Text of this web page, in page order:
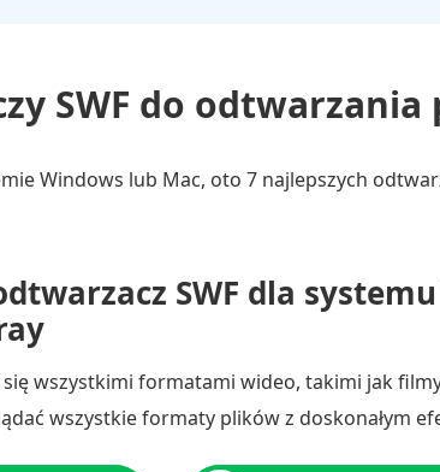
SWF do odtwarzania
Windows lub Mac, oto 7 najlepszych
SWF dla
wszystkimi formatami wideo, takimi jak
wszystkie formaty plików z doskonałym